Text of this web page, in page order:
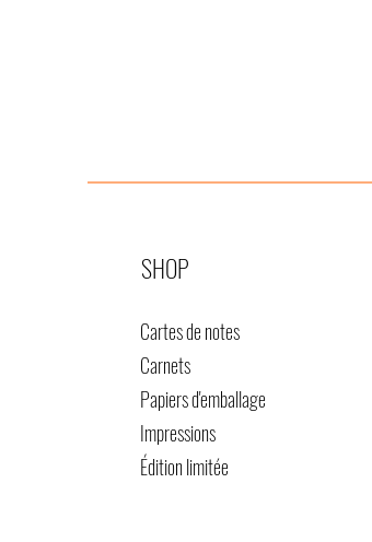
SHOP
Cartes de notes
Carnets
Papiers d'emballage
Impressions
Édition limitée